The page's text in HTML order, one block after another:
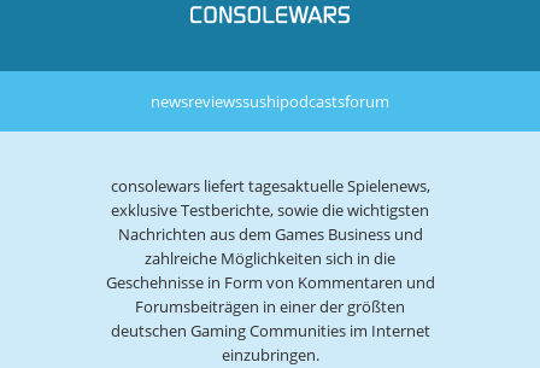
newsreviewssushipodcastsforum
consolewars liefert tagesaktuelle Spielenews,
exklusive Testberichte, sowie die wichtigsten
Nachrichten aus dem Games Business und
zahlreiche Möglichkeiten sich in die
Geschehnisse in Form von Kommentaren und
Forumsbeiträgen in einer der größten
deutschen Gaming Communities im Internet
einzubringen.